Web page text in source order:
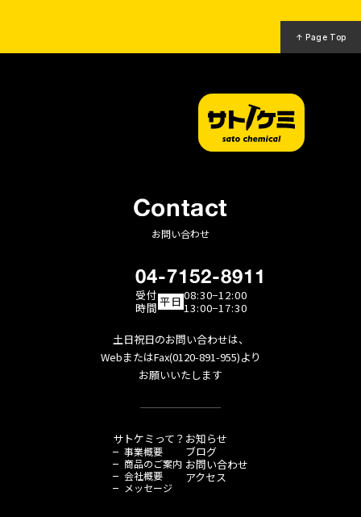
↑ Page Top
Contact
お問い合わせ
04-7152-8911
受付
時間平日 08:30−12:00
13:00−17:30
土日祝日のお問い合わせは、
WebまたはFax(0120-891-955)より
お願いいたします
サトケミって？
事業概要
商品のご案内
会社概要
メッセージ
お知らせ
ブログ
お問い合わせ
アクセス